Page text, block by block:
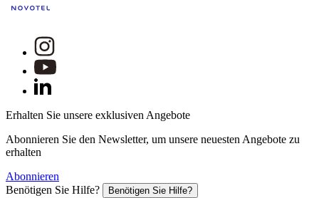
Erhalten Sie unsere exklusiven Angebote
Abonnieren Sie den Newsletter, um unsere neuesten Angebote zu
erhalten
Abonnieren
Benötigen Sie Hilfe?
Benötigen Sie Hilfe?